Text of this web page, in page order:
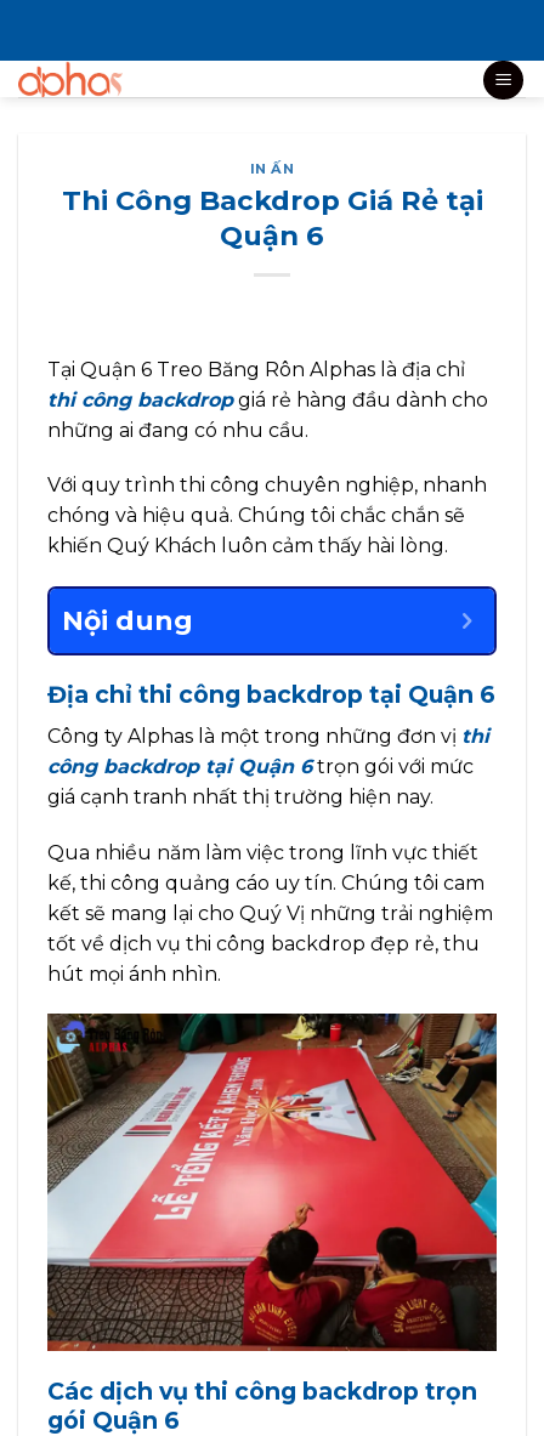
nội
dung
IN ẤN
Thi Công Backdrop Giá Rẻ tại
Quận 6
Tại Quận 6 Treo Băng Rôn Alphas là địa chỉ
thi công backdropgiá rẻ hàng đầu dành cho
những ai đang có nhu cầu.
Với quy trình thi công chuyên nghiệp, nhanh
chóng và hiệu quả. Chúng tôi chắc chắn sẽ
khiến Quý Khách luôn cảm thấy hài lòng.
Nội dung
Địa chỉ thi công backdrop tại Quận 6
Công ty Alphas là một trong những đơn vị thi
công backdrop tại Quận 6trọn gói với mức
giá cạnh tranh nhất thị trường hiện nay.
Qua nhiều năm làm việc trong lĩnh vực thiết
kế, thi công quảng cáo uy tín. Chúng tôi cam
kết sẽ mang lại cho Quý Vị những trải nghiệm
tốt về dịch vụ thi công backdrop đẹp rẻ, thu
hút mọi ánh nhìn.
Các dịch vụ thi công backdrop trọn
gói Quận 6